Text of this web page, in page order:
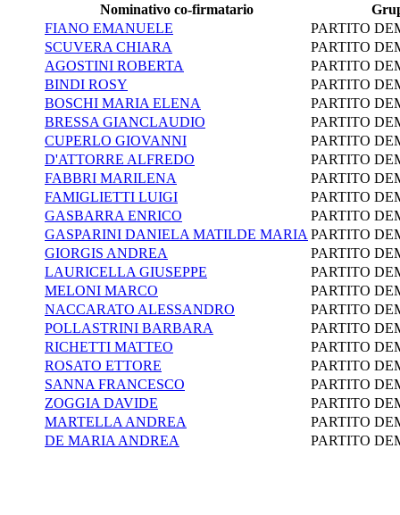
Nominativo co-firmatario
FIANO EMANUELE
PARTITO
SCUVERA CHIARA
PARTITO
AGOSTINI ROBERTA
PARTITO
BINDI ROSY
PARTITO
BOSCHI MARIA ELENA
PARTITO
BRESSA GIANCLAUDIO
PARTITO
CUPERLO GIOVANNI
PARTITO
D'ATTORRE ALFREDO
PARTITO
FABBRI MARILENA
PARTITO
FAMIGLIETTI LUIGI
PARTITO
GASBARRA ENRICO
PARTITO
GASPARINI DANIELA MATILDE MARIA PARTITO
GIORGIS ANDREA
PARTITO
LAURICELLA GIUSEPPE
PARTITO
MELONI MARCO
PARTITO
NACCARATO ALESSANDRO
PARTITO
POLLASTRINI BARBARA
PARTITO
RICHETTI MATTEO
PARTITO
ROSATO ETTORE
PARTITO
SANNA FRANCESCO
PARTITO
ZOGGIA DAVIDE
PARTITO
MARTELLA ANDREA
PARTITO
DE MARIA ANDREA
PARTITO